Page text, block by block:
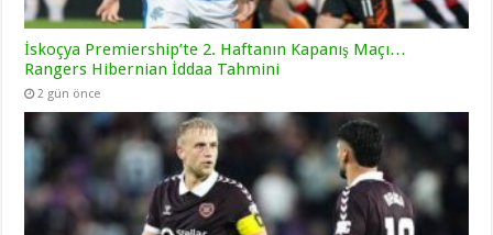
İskoçya Premiership’te 2. Haftanın Kapanış Maçı…
Rangers Hibernian İddaa Tahmini
2 gün önce